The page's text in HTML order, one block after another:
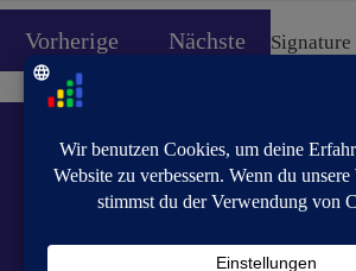
Vorherige Nächste Signature